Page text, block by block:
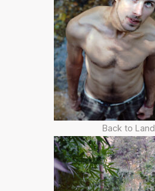
Back to Land